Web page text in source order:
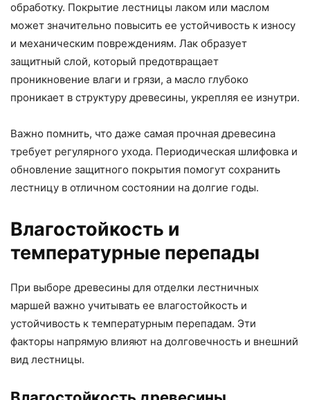
обработку. Покрытие лестницы лаком или маслом
может значительно повысить ее устойчивость к износу
и механическим повреждениям. Лак образует
защитный слой, который предотвращает
проникновение влаги и грязи, а масло глубоко
проникает в структуру древесины, укрепляя ее изнутри.
Важно помнить, что даже самая прочная древесина
требует регулярного ухода. Периодическая шлифовка и
обновление защитного покрытия помогут сохранить
лестницу в отличном состоянии на долгие годы.
Влагостойкость и
температурные перепады
При выборе древесины для отделки лестничных
маршей важно учитывать ее влагостойкость и
устойчивость к температурным перепадам. Эти
факторы напрямую влияют на долговечность и внешний
вид лестницы.